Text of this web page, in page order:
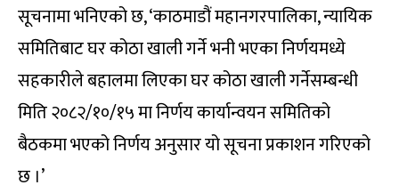
सूचनामा भनिएको छ, ‘काठमाडौं महानगरपालिका, न्यायिक
समितिबाट घर कोठा खाली गर्ने भनी भएका निर्णयमध्ये
सहकारीले बहालमा लिएका घर कोठा खाली गर्नेसम्बन्धी
मिति २०८२/१०/१५ मा निर्णय कार्यान्वयन समितिको
बैठकमा भएको निर्णय अनुसार यो सूचना प्रकाशन गरिएको
छ ।’